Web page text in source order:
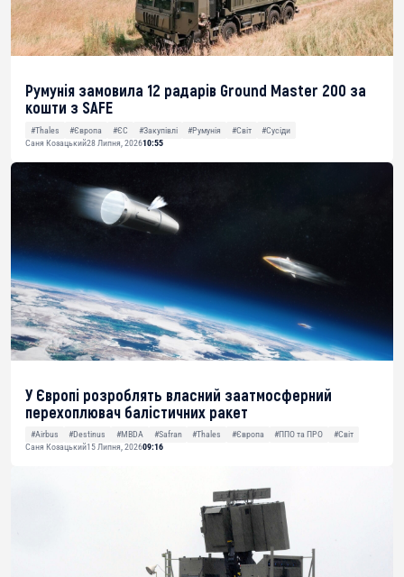
Румунія замовила 12 радарів Ground Master 200 за
кошти з SAFE
#Thales #Європа #ЄС #Закупівлі #Румунія #Світ
#Сусіди
Саня Козацький28 Липня, 202610:55
У Європі розроблять власний заатмосферний
перехоплювач балістичних ракет
#Airbus #Destinus #MBDA #Safran #Thales #Європа #ППО та ПРО
#Світ
Саня Козацький15 Липня, 202609:16